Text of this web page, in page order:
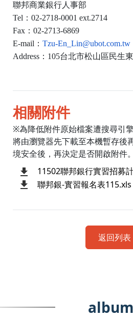
聯邦商業銀行人事部
Tel：02-2718-0001 ext.2714
Fax：02-2713-6869
E-mail： Tzu-En_Lin@ubot.com.tw
Address：105台北市松山區民生
相關附件
※為降低附件原始檔案遭搜尋引
將由瀏覽器先下載至本機暫存後
境安全後，再決定是否開啟附件。
11502聯邦銀行實習招募
聯邦銀-實習報名表115.xls
返回列表